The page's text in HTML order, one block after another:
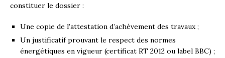
constituer le dossier :
Une copie de l’attestation d’achèvement des travaux ;
Un justificatif prouvant le respect des normes
énergétiques en vigueur (certificat RT 2012 ou label BBC) ;